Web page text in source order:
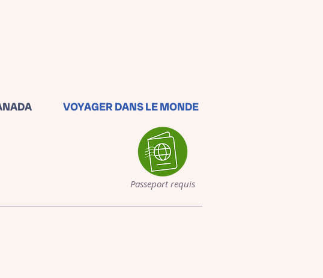
VOYAGER DANS LE MONDE
Passeport requis